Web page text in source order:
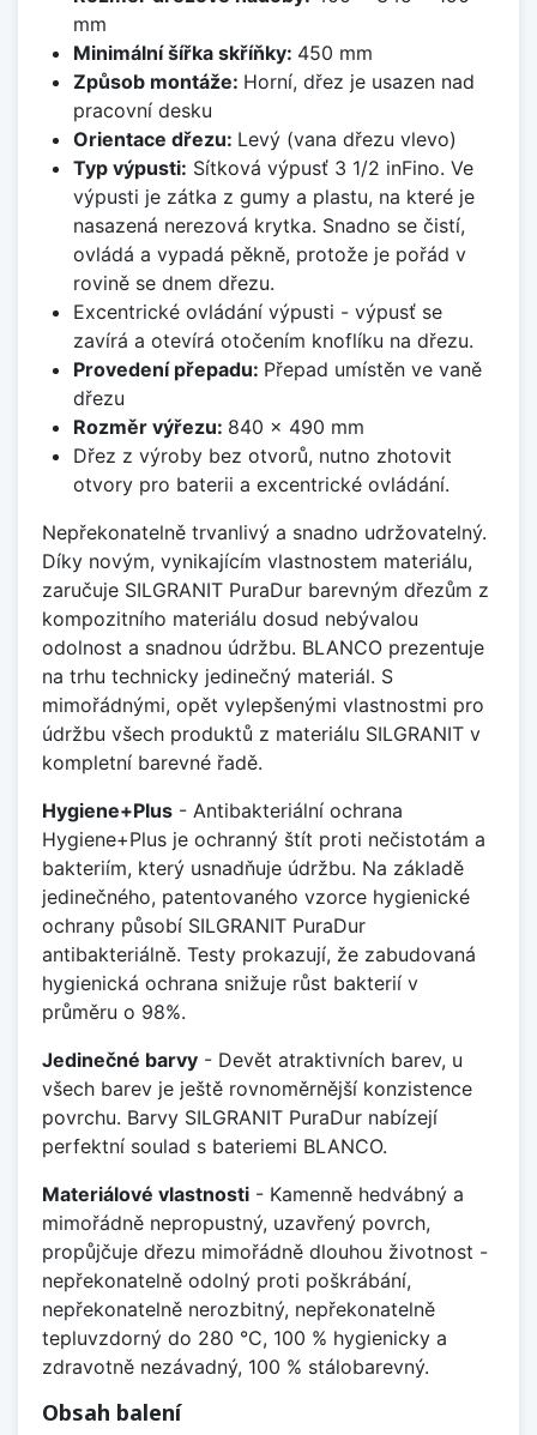
mm
Minimální šířka skříňky: 450 mm
Způsob montáže: Horní, dřez je usazen nad
pracovní desku
Orientace dřezu: Levý (vana dřezu vlevo)
Typ výpusti: Sítková výpusť 3 1/2 inFino. Ve
výpusti je zátka z gumy a plastu, na které je
nasazená nerezová krytka. Snadno se čistí,
ovládá a vypadá pěkně, protože je pořád v
rovině se dnem dřezu.
Excentrické ovládání výpusti - výpusť se
zavírá a otevírá otočením knoflíku na dřezu.
Provedení přepadu: Přepad umístěn ve vaně
dřezu
Rozměr výřezu: 840 x 490 mm
Dřez z výroby bez otvorů, nutno zhotovit
otvory pro baterii a excentrické ovládání.
Nepřekonatelně trvanlivý a snadno udržovatelný.
Díky novým, vynikajícím vlastnostem materiálu,
zaručuje SILGRANIT PuraDur barevným dřezům z
kompozitního materiálu dosud nebývalou
odolnost a snadnou údržbu. BLANCO prezentuje
na trhu technicky jedinečný materiál. S
mimořádnými, opět vylepšenými vlastnostmi pro
údržbu všech produktů z materiálu SILGRANIT v
kompletní barevné řadě.
Hygiene+Plus - Antibakteriální ochrana
Hygiene+Plus je ochranný štít proti nečistotám a
bakteriím, který usnadňuje údržbu. Na základě
jedinečného, patentovaného vzorce hygienické
ochrany působí SILGRANIT PuraDur
antibakteriálně. Testy prokazují, že zabudovaná
hygienická ochrana snižuje růst bakterií v
průměru o 98%.
Jedinečné barvy - Devět atraktivních barev, u
všech barev je ještě rovnoměrnější konzistence
povrchu. Barvy SILGRANIT PuraDur nabízejí
perfektní soulad s bateriemi BLANCO.
Materiálové vlastnosti - Kamenně hedvábný a
mimořádně nepropustný, uzavřený povrch,
propůjčuje dřezu mimořádně dlouhou životnost -
nepřekonatelně odolný proti poškrábání,
nepřekonatelně nerozbitný, nepřekonatelně
tepluvzdorný do 280 °C, 100 % hygienicky a
zdravotně nezávadný, 100 % stálobarevný.
Obsah balení